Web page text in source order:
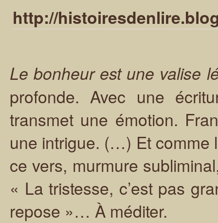
http://
Le bonheur est une valise
profonde. Avec une
transmet une émotion.
une intrigue. (…) Et comme
ce vers, murmure
« La tristesse, c’est pas
repose »… À méditer.